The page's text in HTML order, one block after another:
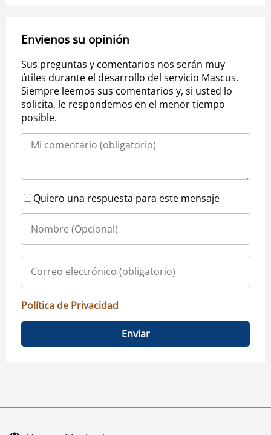
Envienos su opinión
Sus preguntas y comentarios nos serán muy
útiles durante el desarrollo del servicio Mascus.
Siempre leemos sus comentarios y, si usted lo
solicita, le respondemos en el menor tiempo
posible.
Quiero una respuesta para este mensaje
Política de Privacidad
Enviar